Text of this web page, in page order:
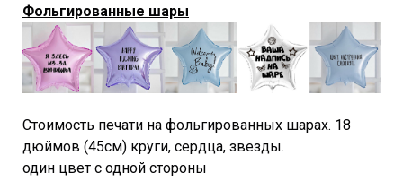
Фольгированные шары
Стоимость печати на фольгированных шарах. 18
дюймов (45см) круги, сердца, звезды.
один цвет с одной стороны